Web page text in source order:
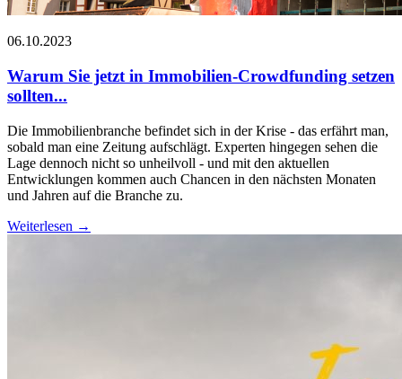
06.10.2023
Warum Sie jetzt in Immobilien-Crowdfunding setzen
sollten...
Die Immobilienbranche befindet sich in der Krise - das erfährt man,
sobald man eine Zeitung aufschlägt. Experten hingegen sehen die
Lage dennoch nicht so unheilvoll - und mit den aktuellen
Entwicklungen kommen auch Chancen in den nächsten Monaten
und Jahren auf die Branche zu.
Weiterlesen →